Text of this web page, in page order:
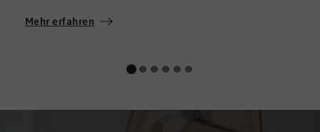
Soft Skills brauchen, finden sie in DNLA den
Mehr erfahren